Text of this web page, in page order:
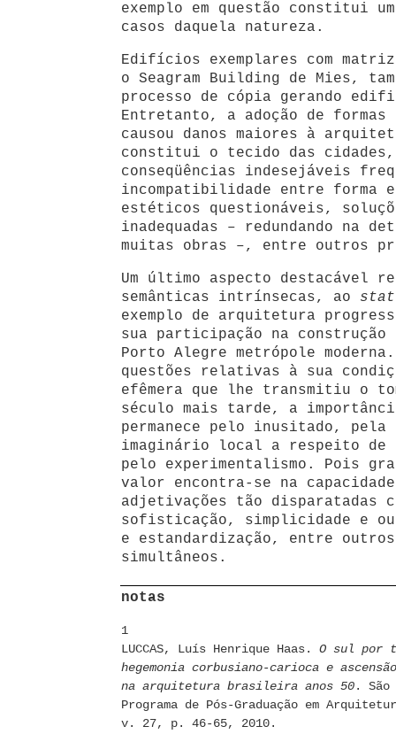
exemplo em questão constitui
casos daquela natureza.
Edifícios exemplares com
o Seagram Building de Mies,
processo de cópia gerando
Entretanto, a adoção de formas
causou danos maiores à
constitui o tecido das cidades,
conseqüências indesejáveis
incompatibilidade entre forma
estéticos questionáveis,
inadequadas – redundando na
muitas obras –, entre outros
Um último aspecto destacável
semânticas intrínsecas, ao
exemplo de arquitetura
sua participação na construção
Porto Alegre metrópole
questões relativas à sua
efêmera que lhe transmitiu o
século mais tarde, a
permanece pelo inusitado,
imaginário local a respeito de
pelo experimentalismo. Pois
valor encontra-se na
adjetivações tão disparatadas
sofisticação, simplicidade e
e estandardização, entre
simultâneos.
notas
1
LUCCAS, Luís Henrique Haas. O sul por
hegemonia corbusiano-carioca e
na arquitetura brasileira anos 50. São
Programa de Pós-Graduação em
v. 27, p. 46-65, 2010.